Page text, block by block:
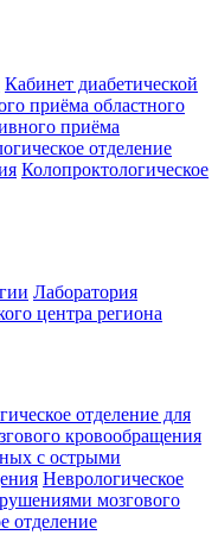
Кабинет диабетической
приёма областного
приёма
отделение
Колопроктологическое
Лаборатория
центра региона
отделение для
кровообращения
с острыми
Неврологическое
мозгового
отделение